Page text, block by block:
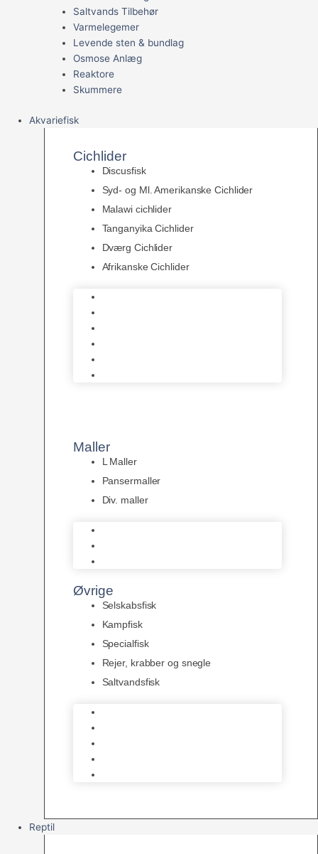
Saltvands Tilbehør
Varmelegemer
Levende sten & bundlag
Osmose Anlæg
Reaktore
Skummere
Akvariefisk
Cichlider
Discusfisk
Syd- og Ml. Amerikanske Cichlider
Malawi cichlider
Tanganyika Cichlider
Dværg Cichlider
Afrikanske Cichlider
Maller
L Maller
Pansermaller
Div. maller
Øvrige
Selskabsfisk
Kampfisk
Specialfisk
Rejer, krabber og snegle
Saltvandsfisk
Reptil